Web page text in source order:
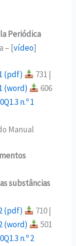
Periódica
– [vídeo]
(pdf)
731 |
(word)
606
n.º 1
Manual
substâncias
(pdf)
710 |
(word)
501
n.º 2